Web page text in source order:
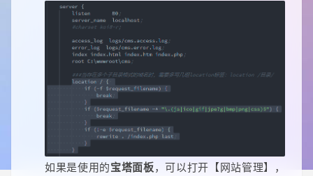
如果是使用的宝塔面板，可以打开【网站管理】，